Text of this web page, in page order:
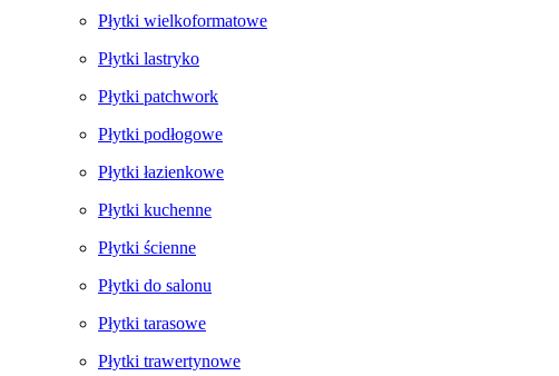
Płytki wielkoformatowe
Płytki lastryko
Płytki patchwork
Płytki podłogowe
Płytki łazienkowe
Płytki kuchenne
Płytki ścienne
Płytki do salonu
Płytki tarasowe
Płytki trawertynowe